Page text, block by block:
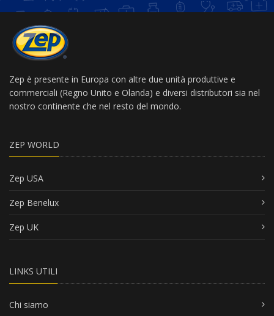
Zep è presente in Europa con altre due unità produttive e
commerciali (Regno Unito e Olanda) e diversi distributori sia nel
nostro continente che nel resto del mondo.
ZEP WORLD
Zep USA
Zep Benelux
Zep UK
LINKS UTILI
Chi siamo